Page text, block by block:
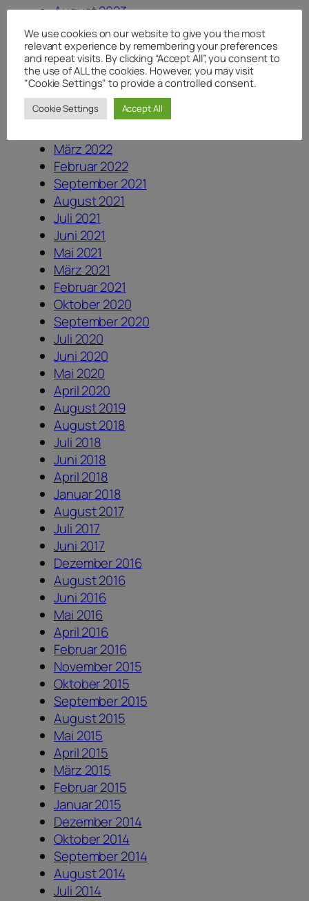
August 2023
Juli 2023
Juni 2023
Dezember 2022
August 2022
Juli 2022
Mai 2022
März 2022
Februar 2022
September 2021
August 2021
Juli 2021
Juni 2021
Mai 2021
März 2021
Februar 2021
Oktober 2020
September 2020
Juli 2020
Juni 2020
Mai 2020
April 2020
August 2019
August 2018
Juli 2018
Juni 2018
April 2018
Januar 2018
August 2017
Juli 2017
Juni 2017
Dezember 2016
August 2016
Juni 2016
Mai 2016
April 2016
Februar 2016
November 2015
Oktober 2015
September 2015
August 2015
Mai 2015
April 2015
März 2015
Februar 2015
Januar 2015
Dezember 2014
Oktober 2014
September 2014
August 2014
Juli 2014
We use cookies on our website to give you the most
relevant experience by remembering your preferences
and repeat visits. By clicking “Accept All”, you consent to
the use of ALL the cookies. However, you may visit
"Cookie Settings" to provide a controlled consent.
Cookie Settings Accept All